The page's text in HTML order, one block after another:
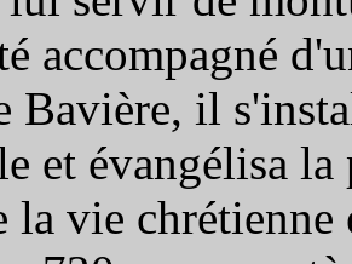
accompagné
Bavière, il
et évangélisa
la vie